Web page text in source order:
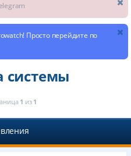
Просто перейдите по
системы
1 из 1